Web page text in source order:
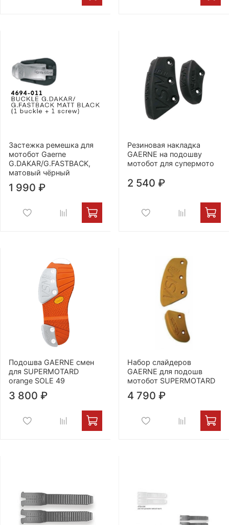
Застежка ремешка для
мотобот Gaerne
G.DAKAR/G.FASTBACK,
матовый чёрный
1 990 ₽
Резиновая накладка
GAERNE на подошву
мотобот для супермото
2 540 ₽
Подошва GAERNE смен
для SUPERMOTARD
orange SOLE 49
3 800 ₽
Набор слайдеров
GAERNE для подошв
мотобот SUPERMOTARD
4 790 ₽